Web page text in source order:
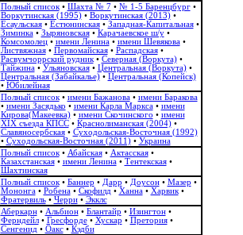
Полный список• Шахта № 7• № 1-5 Баренцбург•
Воркутинская (1995)• Воркутинская (2013)•
Есаульская• Естюнинская• Западная-Капитальная•
Зиминка• Зыряновская• Карачаевское ш/у•
Комсомолец• имени Ленина• имени Шевякова•
Листвяжная• Первомайская• Распадская•
Расвумчоррский рудник• Северная (Воркута)•
Тайжина• Ульяновская• Центральная (Воркута)•
Центральная (Забайкалье)• Центральная (Копейск)
• Юбилейная
Полный список• имени Бажанова• имени Баракова
• имени Засядько • имени Карла Маркса• имени
Кирова(Макеевка)• имени Скочинского • имени
ХІХ съезда КПСС• Краснолиманская (2004)•
Славяносербская• Суходольская-Восточная (1992)
• Суходольская-Восточная (2011)• Украина
Полный список• Абайская• Актасская•
Казахстанская• имени Ленина• Тентекская•
Шахтинская
Полный список• Баннер • Дарр • Доусон• Мазер •
Мононга• Робена• Скофилд • Ханна• Харвик•
Фратервиль• Черри• Экклс
Аберкарн• Альбион‎• Блантайр • Изингтон•
Ферндейл• Гресфорде• Хускар • Претория•
Сенгенид • Оакс• Кэдби